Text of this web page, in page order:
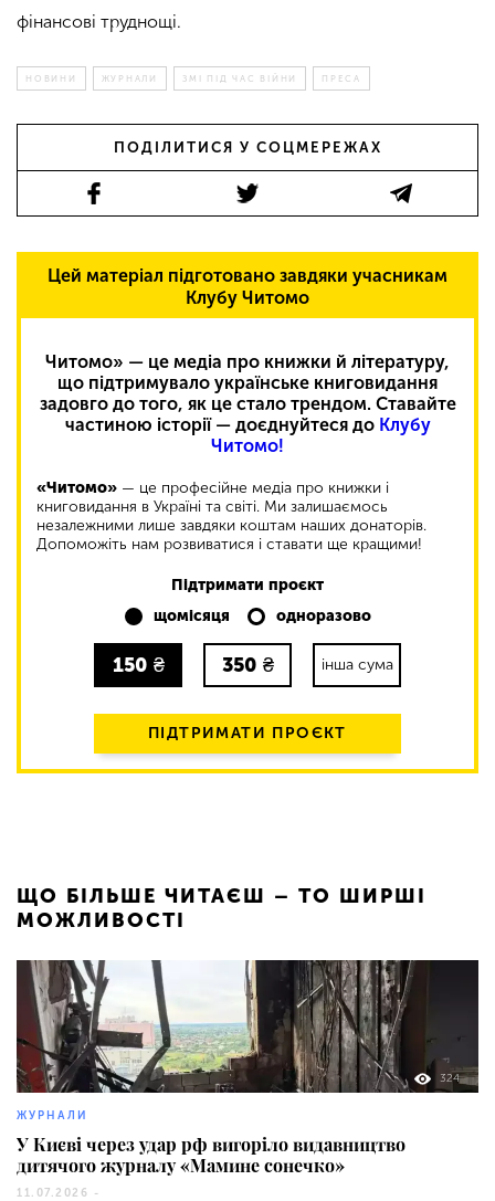
фінансові труднощі.
НОВИНИ ЖУРНАЛИ ЗМІ ПІД ЧАС ВІЙНИ ПРЕСА
ПОДІЛИТИСЯ У СОЦМЕРЕЖАХ
Цей матеріал підготовано завдяки учасникам
Клубу Читомо
Читомо» — це медіа про книжки й літературу,
що підтримувало українське книговидання
задовго до того, як це стало трендом. Ставайте
частиною історії — доєднуйтеся до Клубу
Читомо!
«Читомо» — це професійне медіа про книжки і
книговидання в Україні та світі. Ми залишаємось
незалежними лише завдяки коштам наших донаторів.
Допоможіть нам розвиватися і ставати ще кращими!
Підтримати проєкт
щомісяця
одноразово
150 ₴ 350 ₴ інша сума
ПІДТРИМАТИ ПРОЄКТ
ЩО БІЛЬШЕ ЧИТАЄШ – ТО ШИРШІ
МОЖЛИВОСТІ
324
ЖУРНАЛИ
У Києві через удар рф вигоріло видавництво
дитячого журналу «Мамине сонечко»
11.07.2026 -